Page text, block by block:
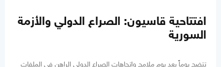
افتتاحية قاسيون: الصراع الدولي والأزمة
السورية
تتضح يوماً بعد يوم ملامح واتجاهات الصراع الدولي الراهن في الملفات